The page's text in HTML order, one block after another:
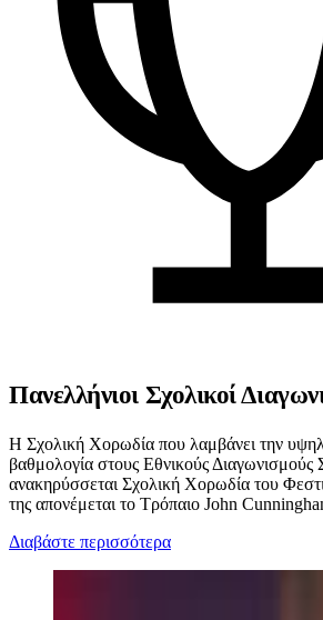
Πανελλήνιοι Σχολικοί
Η Σχολική Χορωδία που λαμβάνει την
βαθμολογία στους Εθνικούς Διαγωνισμούς
ανακηρύσσεται Σχολική Χορωδία του
της απονέμεται το Τρόπαιο John
Διαβάστε περισσότερα